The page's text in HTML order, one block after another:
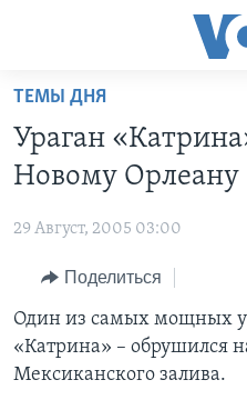
Перейти
основной
контент
навигации
Перейти
поиск
ПРОГРАММЫ
НОВОСТИ ЗА МИНУТУ
ИТОГИ
ПОЧЕМУ ЭТО ВАЖНО?
ДИСКУССИЯ VOA
ПРОЕКТЫ
УЧИМ АНГЛИЙСКИЙ
НАША АМЕРИКАНСКАЯ
А КАК В АМЕРИКЕ?
АРТЕФАКТЫ
ЭКСПЕРТИЗА
ИНТЕРВЬЮ
ФАКТЫ ПРОТИВ ФЕЙКОВ
ЗА СВОБОДУ ПРЕССЫ
ТЕМЫ ДНЯ
Ураган
Новому Орлеану
29 Август, 2005 03:00
Поделиться
Один из самых мощных
«Катрина» – обрушился
Мексиканского залива.